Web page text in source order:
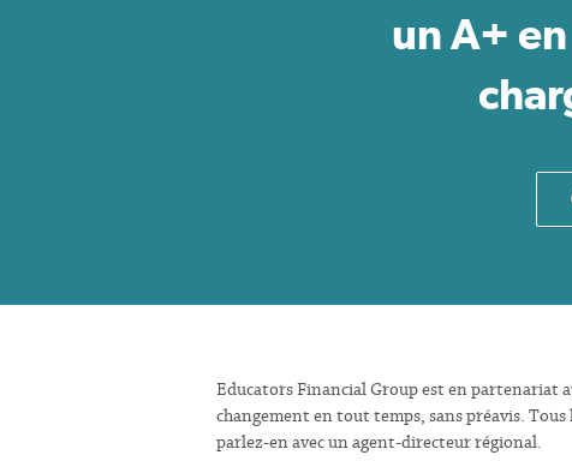
un A+
Educators Financial Group est en partenariat
changement en tout temps, sans préavis.
parlez-en avec un agent-directeur régional.